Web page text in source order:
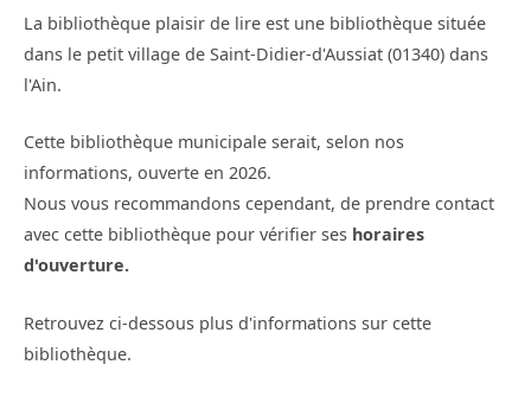
La bibliothèque plaisir de lire est une bibliothèque située
dans le petit village de Saint-Didier-d'Aussiat (01340) dans
l'Ain.
Cette bibliothèque municipale serait, selon nos
informations, ouverte en 2026.
Nous vous recommandons cependant, de prendre contact
avec cette bibliothèque pour vérifier ses horaires
d'ouverture.
Retrouvez ci-dessous plus d'informations sur cette
bibliothèque.